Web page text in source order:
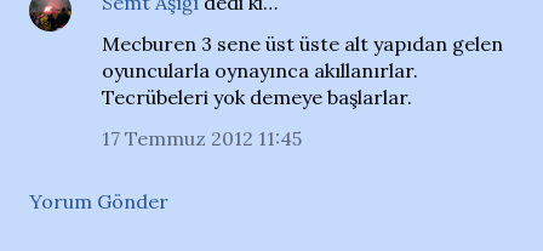
Mecburen 3 sene üst üste alt yapıdan gelen
oyuncularla oynayınca akıllanırlar.
Tecrübeleri yok demeye başlarlar.
17 Temmuz 2012 11:45
Yorum Gönder